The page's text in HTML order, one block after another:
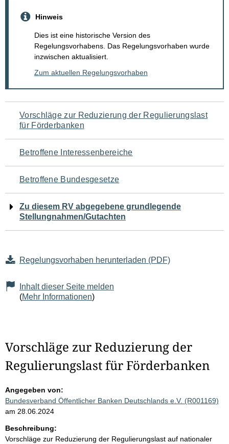
Hinweis
Dies ist eine historische Version des
Regelungsvorhabens. Das Regelungsvorhaben wurde
inzwischen aktualisiert.
Zum aktuellen Regelungsvorhaben
Navigation
für
den
Seiteninhalt
Vorschläge zur Reduzierung der Regulierungslast
für Förderbanken
Betroffene Interessenbereiche
Betroffene Bundesgesetze
Zu diesem RV abgegebene grundlegende
Stellungnahmen/Gutachten
Regelungsvorhaben herunterladen (PDF)
Inhalt dieser Seite melden
(Mehr Informationen)
Vorschläge zur Reduzierung der
Regulierungslast für Förderbanken
Angegeben von:
Bundesverband Öffentlicher Banken Deutschlands e.V. (R001169)
am 28.06.2024
Beschreibung:
Vorschläge zur Reduzierung der Regulierungslast auf nationaler